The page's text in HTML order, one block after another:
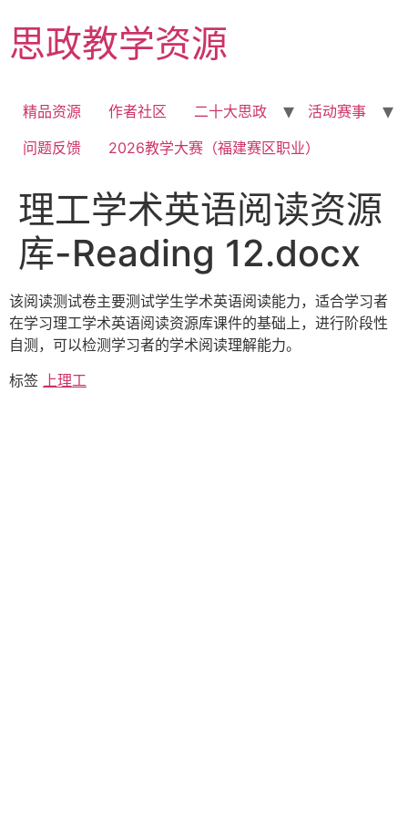
content
思政教学资源
精品资源 作者社区 二十大思政
活动赛事
问题反馈
2026教学大赛（福建赛区职业）
理工学术英语阅读资源
库-Reading 12.docx
该阅读测试卷主要测试学生学术英语阅读能力，适合学习者
在学习理工学术英语阅读资源库课件的基础上，进行阶段性
自测，可以检测学习者的学术阅读理解能力。
标签 上理工